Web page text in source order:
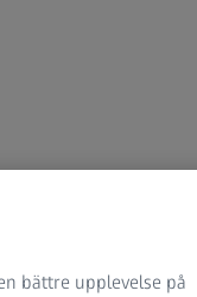
bättre upplevelse på